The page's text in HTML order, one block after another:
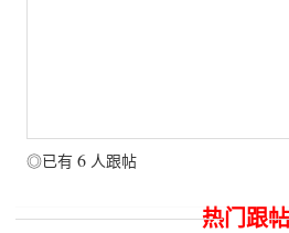
◎已有 6 人跟帖
热门跟